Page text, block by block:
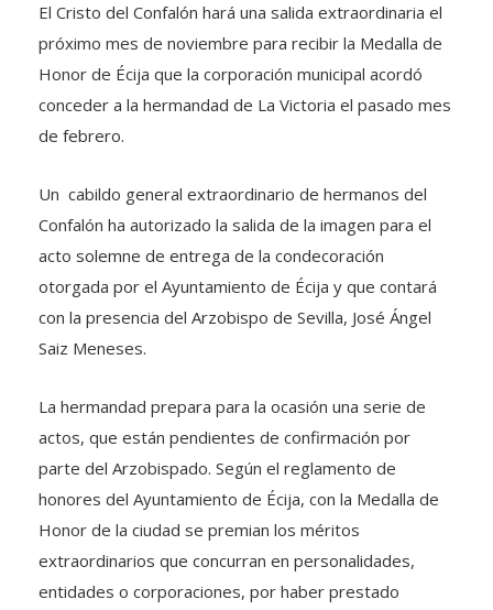
El Cristo del Confalón hará una salida extraordinaria el
próximo mes de noviembre para recibir la Medalla de
Honor de Écija que la corporación municipal acordó
conceder a la hermandad de La Victoria el pasado mes
de febrero.
Un cabildo general extraordinario de hermanos del
Confalón ha autorizado la salida de la imagen para el
acto solemne de entrega de la condecoración
otorgada por el Ayuntamiento de Écija y que contará
con la presencia del Arzobispo de Sevilla, José Ángel
Saiz Meneses.
La hermandad prepara para la ocasión una serie de
actos, que están pendientes de confirmación por
parte del Arzobispado. Según el reglamento de
honores del Ayuntamiento de Écija, con la Medalla de
Honor de la ciudad se premian los méritos
extraordinarios que concurran en personalidades,
entidades o corporaciones, por haber prestado